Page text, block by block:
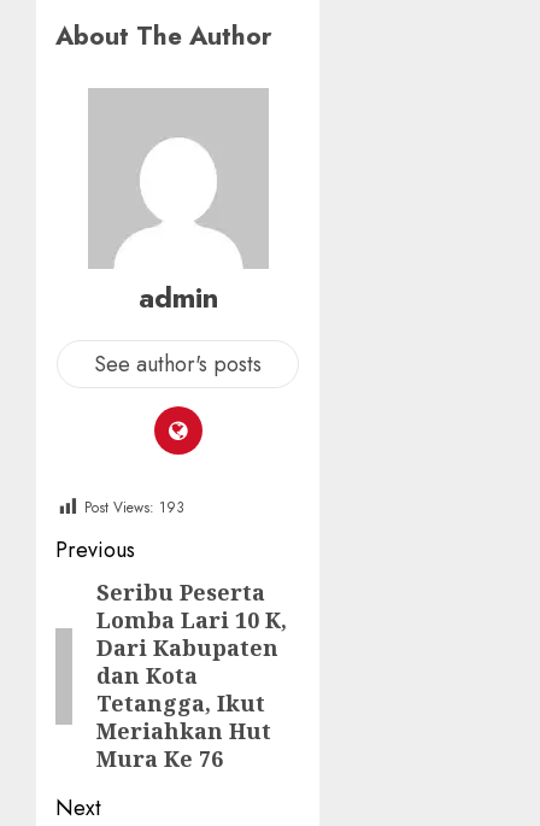
About The Author
admin
See author's posts
Post Views: 193
Post
navigation
Previous
Previous
post:
Seribu Peserta
Lomba Lari 10 K,
Dari Kabupaten
dan Kota
Tetangga, Ikut
Meriahkan Hut
Mura Ke 76
Next